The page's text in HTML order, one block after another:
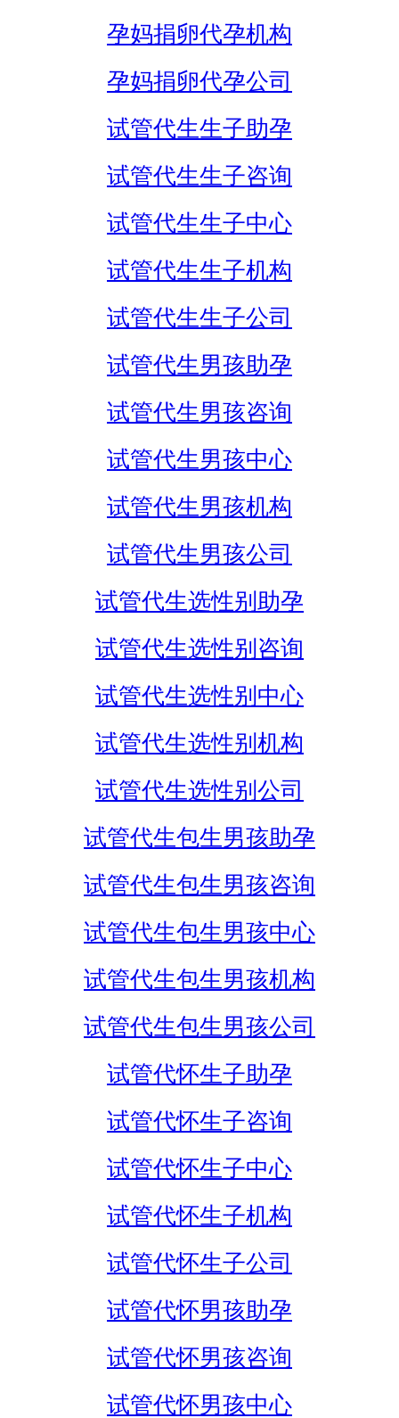
孕妈捐卵代孕机构
孕妈捐卵代孕公司
试管代生生子助孕
试管代生生子咨询
试管代生生子中心
试管代生生子机构
试管代生生子公司
试管代生男孩助孕
试管代生男孩咨询
试管代生男孩中心
试管代生男孩机构
试管代生男孩公司
试管代生选性别助孕
试管代生选性别咨询
试管代生选性别中心
试管代生选性别机构
试管代生选性别公司
试管代生包生男孩助孕
试管代生包生男孩咨询
试管代生包生男孩中心
试管代生包生男孩机构
试管代生包生男孩公司
试管代怀生子助孕
试管代怀生子咨询
试管代怀生子中心
试管代怀生子机构
试管代怀生子公司
试管代怀男孩助孕
试管代怀男孩咨询
试管代怀男孩中心